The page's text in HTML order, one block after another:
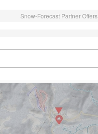
Snow-Forecast Partner Offers